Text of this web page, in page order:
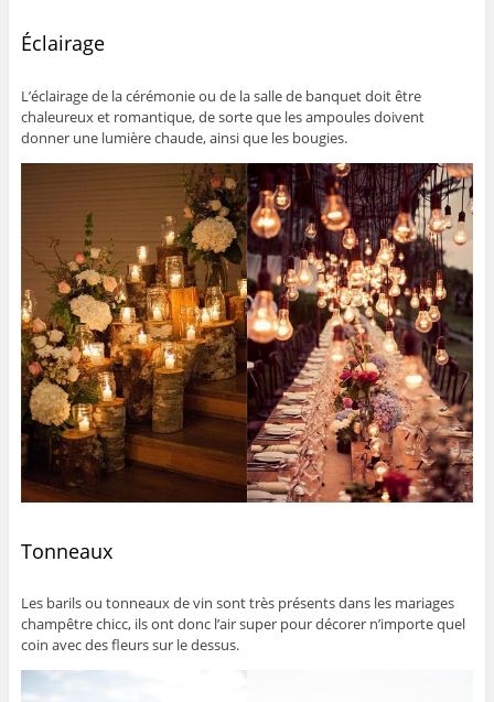
Éclairage
L’éclairage de la cérémonie ou de la salle de banquet doit être
chaleureux et romantique, de sorte que les ampoules doivent
donner une lumière chaude, ainsi que les bougies.
Tonneaux
Les barils ou tonneaux de vin sont très présents dans les mariages
champêtre chicc, ils ont donc l’air super pour décorer n’importe quel
coin avec des fleurs sur le dessus.